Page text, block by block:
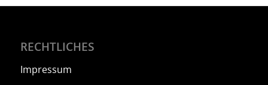
RECHTLICHES
Impressum